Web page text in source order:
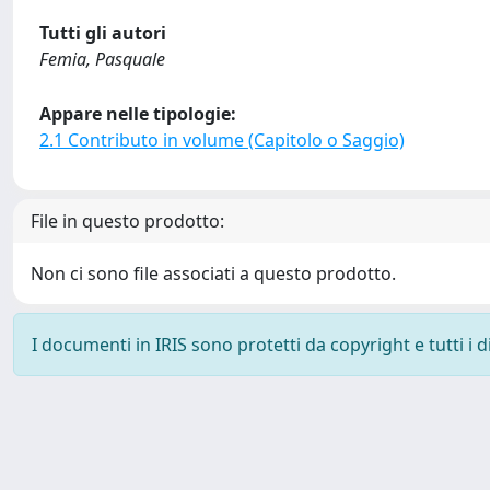
Tutti gli autori
Femia, Pasquale
Appare nelle tipologie:
2.1 Contributo in volume (Capitolo o Saggio)
File in questo prodotto:
Non ci sono file associati a questo prodotto.
I documenti in IRIS sono protetti da copyright e tutti i